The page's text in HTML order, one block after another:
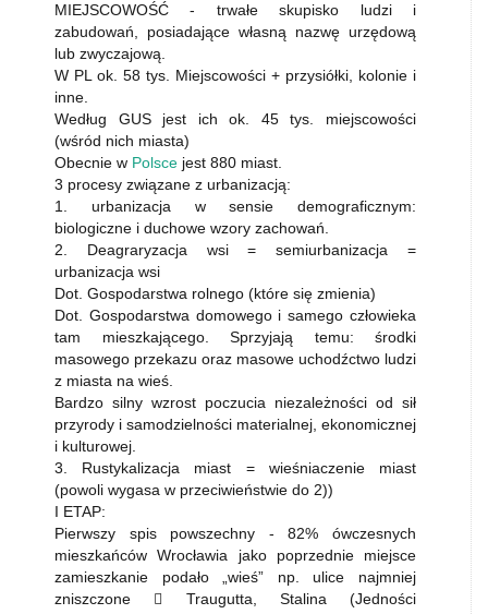
MIEJSCOWOŚĆ - trwałe skupisko ludzi i
zabudowań, posiadające własną nazwę urzędową
lub zwyczajową.
W PL ok. 58 tys. Miejscowości + przysiółki, kolonie i
inne.
Według GUS jest ich ok. 45 tys. miejscowości
(wśród nich miasta)
Obecnie w Polsce jest 880 miast.
3 procesy związane z urbanizacją:
1. urbanizacja w sensie demograficznym:
biologiczne i duchowe wzory zachowań.
2. Deagraryzacja wsi = semiurbanizacja =
urbanizacja wsi
Dot. Gospodarstwa rolnego (które się zmienia)
Dot. Gospodarstwa domowego i samego człowieka
tam mieszkającego. Sprzyjają temu: środki
masowego przekazu oraz masowe uchodźctwo ludzi
z miasta na wieś.
Bardzo silny wzrost poczucia niezależności od sił
przyrody i samodzielności materialnej, ekonomicznej
i kulturowej.
3. Rustykalizacja miast = wieśniaczenie miast
(powoli wygasa w przeciwieństwie do 2))
I ETAP:
Pierwszy spis powszechny - 82% ówczesnych
mieszkańców Wrocławia jako poprzednie miejsce
zamieszkanie podało „wieś” np. ulice najmniej
zniszczone  Traugutta, Stalina (Jedności